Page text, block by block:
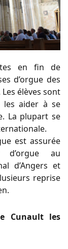
en fin de
d’orgue des
élèves sont
les aider à se
La plupart se
est assurée
d’orgue au
d’Angers et
reprise
Cunault les